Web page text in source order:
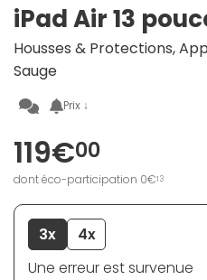
iPad Air 13
Housses & Protections,
Sauge
Prix ↓
119€00
dont éco-participation 0€13
3x
4x
Une erreur est survenue